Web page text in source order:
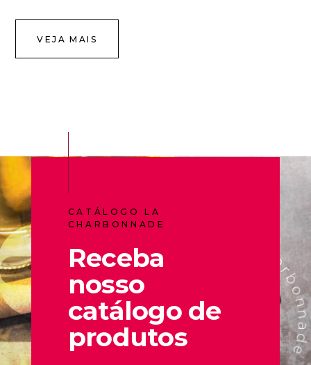
VEJA MAIS
CATÁLOGO LA
CHARBONNADE
Receba
nosso
catálogo de
produtos